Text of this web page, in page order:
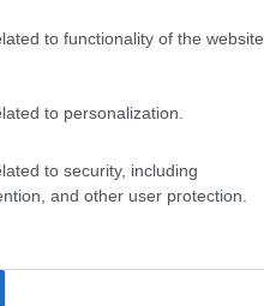
to functionality of the website
to personalization.
to security, including
and other user protection.
μπασκετική
και τις αρμόδιες
τη θλίψη και
accident
d’une
et cinq